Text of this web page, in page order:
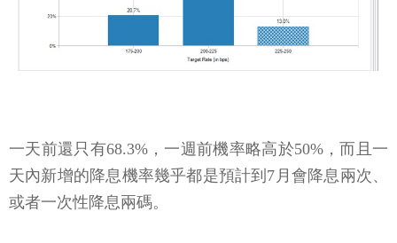
一天前還只有68.3%，一週前機率略高於50%，而且一
天內新增的降息機率幾乎都是預計到7月會降息兩次、
或者一次性降息兩碼。